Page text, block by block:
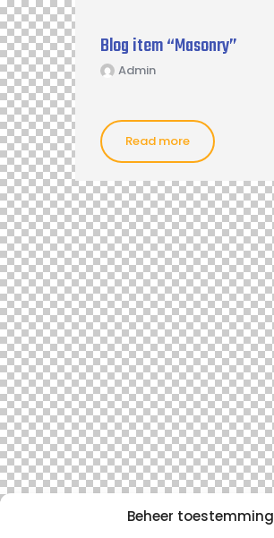
Beheer toestemming
Blog item “Masonry”
Admin
Read more